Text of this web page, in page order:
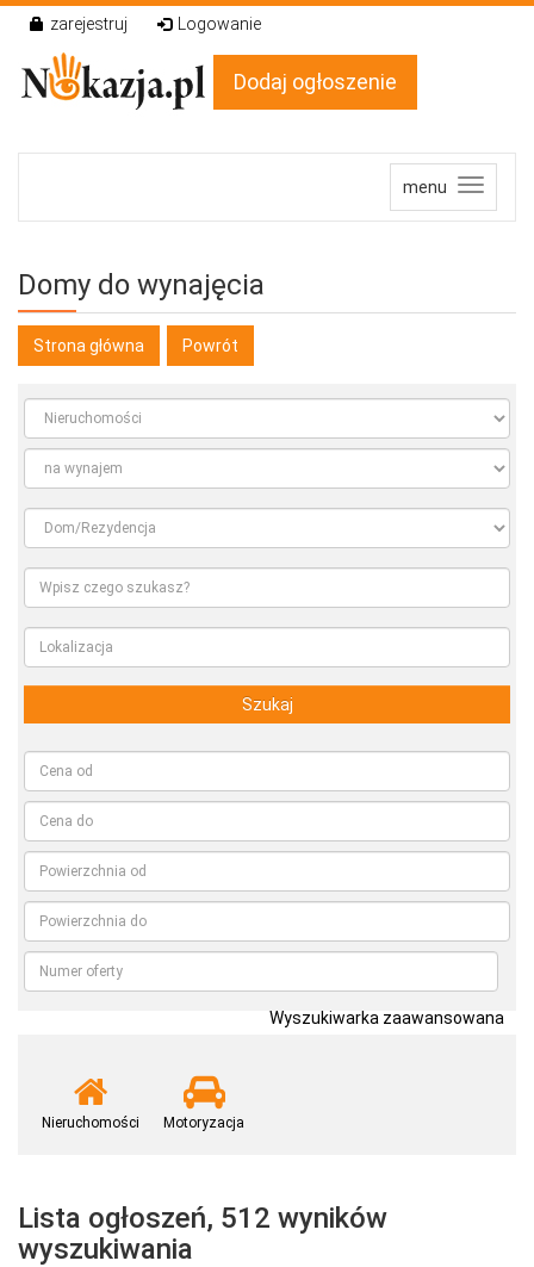
zarejestruj Logowanie
Dodaj ogłoszenie
menu
Domy do wynajęcia
Strona główna Powrót
Szukaj
Wyszukiwarka zaawansowana
Nieruchomości Motoryzacja
Lista ogłoszeń, 512 wyników
wyszukiwania